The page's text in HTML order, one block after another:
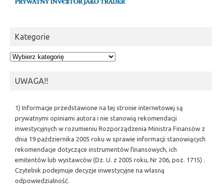
Kategorie
Kategorie
UWAGA!!
1) Informacje przedstawione na tej stronie internetowej są
prywatnymi opiniami autora i nie stanowią rekomendacji
inwestycyjnych w rozumieniu Rozporządzenia Ministra Finansów z
dnia 19 października 2005 roku w sprawie informacji stanowiących
rekomendacje dotyczące instrumentów finansowych, ich
emitentów lub wystawców (Dz. U. z 2005 roku, Nr 206, poz. 1715) .
Czytelnik podejmuje decyzje inwestycyjne na własną
odpowiedzialność.